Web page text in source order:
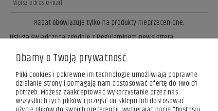
Rabat obowiązuje tylko na produkty nieprzecenione.
ZAPISZ SIĘ
Usługa świadczona zgodnie z Regulaminem newslettera.
Dbamy o Twoją prywatność
Pliki cookies i pokrewne im technologie umożliwiają poprawne
działanie strony i pomagają nam dostosować ofertę do Twoich
potrzeb. Możesz zaakceptować wykorzystanie przez nas
wszystkich tych plików i przejść do sklepu lub dostosować